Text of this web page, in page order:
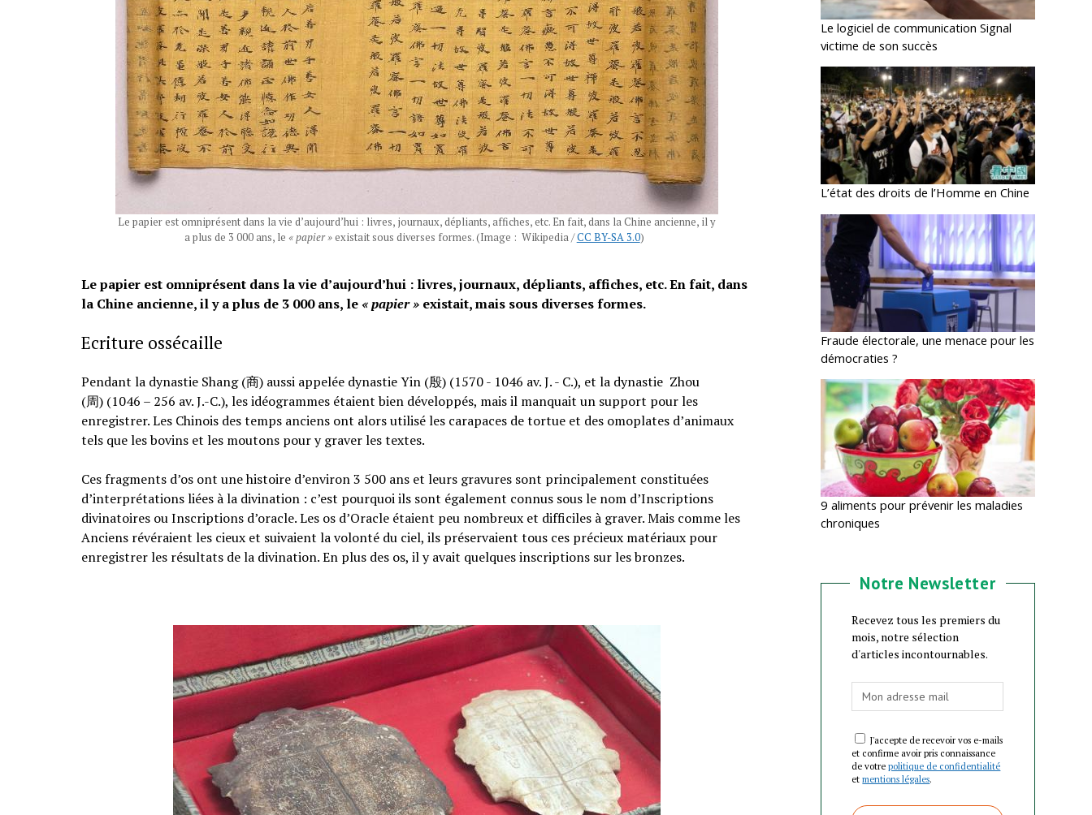
Le papier est omniprésent dans la vie d’aujourd’hui : livres, journaux, dépliants, affiches, etc. En fait, dans la Chine ancienne, il y
a plus de 3 000 ans, le « papier »existait sous diverses formes. (Image : Wikipedia /CC BY-SA 3.0)
Le papier est omniprésent dans la vie d’aujourd’hui : livres, journaux, dépliants, affiches, etc. En fait, dans
la Chine ancienne, il y a plus de 3 000 ans, le « papier » existait, mais sous diverses formes.
Ecriture ossécaille
Pendant la dynastie Shang (商) aussi appelée dynastie Yin (殷) (1570 - 1046 av. J. - C.), et la dynastie Zhou
(周) (1046 – 256 av. J.-C.), les idéogrammes étaient bien développés, mais il manquait un support pour les
enregistrer. Les Chinois des temps anciens ont alors utilisé les carapaces de tortue et des omoplates d’animaux
tels que les bovins et les moutons pour y graver les textes.
Ces fragments d’os ont une histoire d’environ 3 500 ans et leurs gravures sont principalement constituées
d’interprétations liées à la divination : c’est pourquoi ils sont également connus sous le nom d’Inscriptions
divinatoires ou Inscriptions d’oracle. Les os d’Oracle étaient peu nombreux et difficiles à graver. Mais comme les
Anciens révéraient les cieux et suivaient la volonté du ciel, ils préservaient tous ces précieux matériaux pour
enregistrer les résultats de la divination. En plus des os, il y avait quelques inscriptions sur les bronzes.
Le logiciel de communication Signal
victime de son succès
L’état des droits de l’Homme en Chine
Fraude électorale, une menace pour les
démocraties ?
9 aliments pour prévenir les maladies
chroniques
Notre Newsletter
Recevez tous les premiers du
mois, notre sélection
d'articles incontournables.
J'accepte de recevoir vos e-mails
et confirme avoir pris connaissance
de votrepolitique de confidentialité
etmentions légales.